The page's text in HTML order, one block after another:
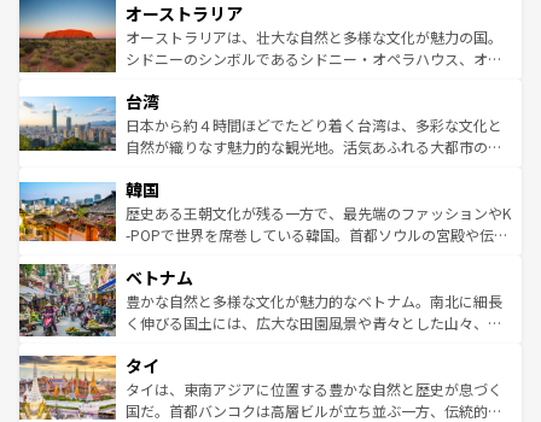
部のニューオーリンズでは、音楽と美食が融合した独特の
文化が魅力。旅行者はアメリカの各地域で異なる魅力を楽
しみながら、その多様性と豊かな歴史を感じることができ
ならではの贅沢な旅のスタイルだ。 なお、新着のアメリカ
情報はコンテンツ一覧を参照してほしい。
ワイ島は見逃せない。また、定番の観光地といえばオアフ
島だが、静かな自然を求めるならマウイ島やカウアイ島が
おすすめ。エメラルドグリーンに輝く海をはじめ、豊かな
れるおもてなしの心で訪れる人々を迎えてくれるハワイの
人々、おいしいローカルフードやハワイアンミュージッ
ク、伝統的なフラダンスなど、すべてがハワイの魅力を彩
ワイを、存分に味わってほしい。 なお、新着のハワイ情報
はコンテンツ一覧を参照してほしい。
オーストラリア
オーストラリアは、壮大な自然と多様な文化が魅力の国。
シドニーのシンボルであるシドニー・オペラハウス、オー
リアリーフや大陸中央部にそびえるウルル（エアーズロッ
ク）、タスマニアの美しい原生林やケアンズの熱帯雨林な
ど、見どころがたくさん。また、カフェやワイン、オージ
いる。アクティビティも充実しており、サーフィンやダイ
ビング、ハイキングなど、アウトドア好きにはたまらな
い。オーストラリアの多彩な魅力を存分に味わいつくそ
参照してほしい。
台湾
日本から約４時間ほどでたどり着く台湾は、多彩な文化と
自然が織りなす魅力的な観光地。活気あふれる大都市の台
ン）、静ひつな山岳地帯である台湾東部など、都市の喧騒
と山間の静けさが共存しており、訪れる人に新しい発見と
驚きをもたらしてくれる。また、奥深い台湾の食文化も魅
容にもいいと評判のスイーツなど、バラエティ豊かな料理
が味わえる。 なお、新着の台湾情報は コンテンツ一覧を参
照してほしい。
韓国
歴史ある王朝文化が残る一方で、最先端のファッションやK
-POPで世界を席巻している韓国。首都ソウルの宮殿や伝統
き、地方に足を延ばせば四季折々の自然美を楽しむことが
できる。そして、キムチや焼肉、絶品のストリートフード
まで、さまざまな韓国料理が待っている。夜には、韓国な
リティに包まれながら、韓国の多彩な魅力を心ゆくまで味
わってみてほしい。 なお、新着の韓国情報はコンテンツ一
覧を参照してほしい。
ベトナム
豊かな自然と多様な文化が魅力的なベトナム。南北に細長
く伸びる国土には、広大な田園風景や青々とした山々、世
急速な発展と共に伝統が息づく。ハノイの古い町並みやホ
ーチミン市のフランス統治時代の建物も、独特の雰囲気を
醸し出している。また、バラエティの豊かさとおいしさで
タイ
タイは、東南アジアに位置する豊かな自然と歴史が息づく
国だ。首都バンコクは高層ビルが立ち並ぶ一方、伝統的な